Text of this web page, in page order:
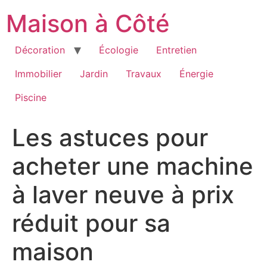
contenu
Maison à Côté
Décoration Écologie
Entretien
Immobilier
Jardin Travaux
Énergie
Piscine
Les astuces pour
acheter une machine
à laver neuve à prix
réduit pour sa
maison